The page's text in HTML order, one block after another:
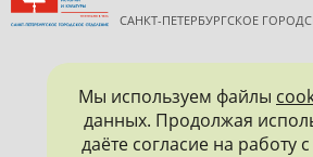
САНКТ-ПЕТЕРБУРГСКОЕ
Мы используем файлы
данных. Продолжая
даёте согласие на работу